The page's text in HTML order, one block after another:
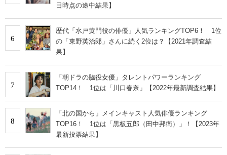
日時点の途中結果】
6
歴代「水戸黄門役の俳優」人気ランキングTOP6！ 1位
の「東野英治郎」さんに続く2位は？【2021年調査結
果】
7
「朝ドラの脇役女優」タレントパワーランキング
TOP14！ 1位は「川口春奈」【2022年最新調査結果】
8
「北の国から」メインキャスト人気俳優ランキング
TOP16！ 1位は「黒板五郎（田中邦衛）」！【2023年
最新投票結果】